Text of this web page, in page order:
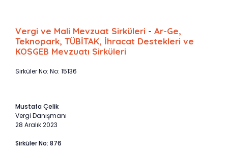
Vergi ve Mali Mevzuat Sirküleri - Ar-Ge,
Teknopark, TÜBİTAK, İhracat Destekleri ve
KOSGEB Mevzuatı Sirküleri
Sirküler No: No: 15136
Mustafa Çelik
Vergi Danışmanı
28 Aralık 2023
Sirküler No: 876